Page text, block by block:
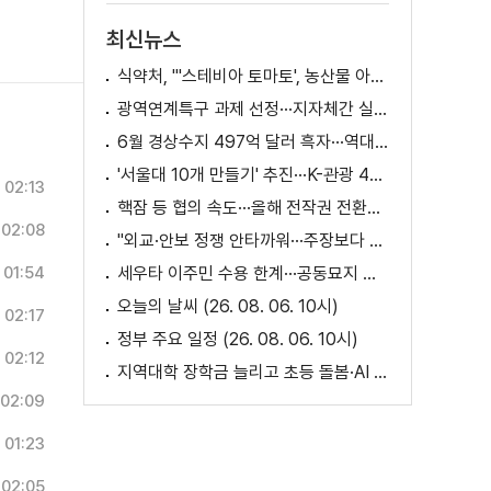
02:13
02:08
01:54
02:17
02:12
02:09
01:23
02:05
최신뉴스
식약처, "'스테비아 토마토', 농산물 아닌 가공식품"
광역연계특구 과제 선정···지자체간 실증 협력 확대
6월 경상수지 497억 달러 흑자···역대 최대
'서울대 10개 만들기' 추진···K-관광 4천만 시대 준비
핵잠 등 협의 속도···올해 전작권 전환시기 결정 추진
"외교·안보 정쟁 안타까워···주장보다 실천 중요"
세우타 이주민 수용 한계···공동묘지 임시 거처 [월드 투데이]
오늘의 날씨 (26. 08. 06. 10시)
정부 주요 일정 (26. 08. 06. 10시)
지역대학 장학금 늘리고 초등 돌봄·AI 교육 확대